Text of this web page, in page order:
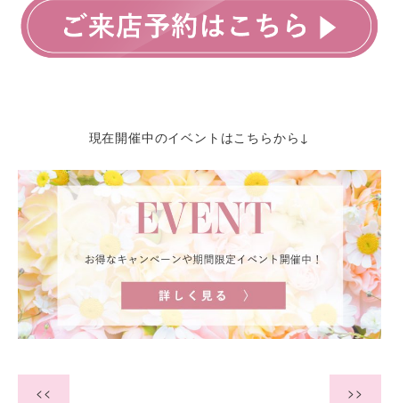
現在開催中のイベントはこちらから↓
<< >>